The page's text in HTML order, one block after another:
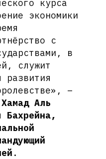
курса
экономики
с
в
служит
развития
–
Аль
Бахрейна,
.